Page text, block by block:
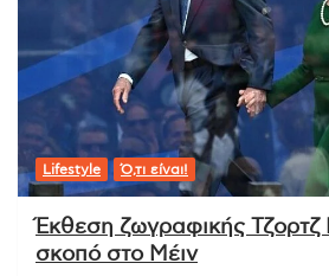
Lifestyle Ό,τι είναι!
Έκθεση ζωγραφικής
σκοπό στο Μέιν